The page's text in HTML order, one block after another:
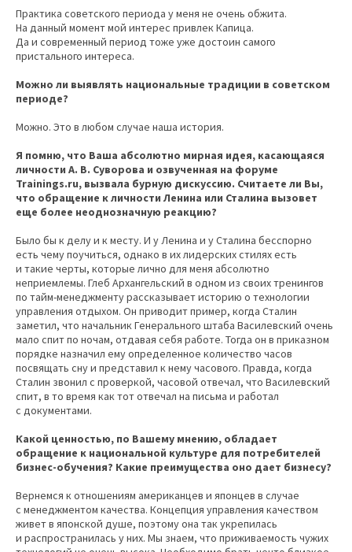
Практика советского периода у меня не очень обжита.
На данный момент мой интерес привлек Капица.
Да и современный период тоже уже достоин самого
пристального интереса.
Можно ли выявлять национальные традиции в советском
периоде?
Можно. Это в любом случае наша история.
Я помню, что Ваша абсолютно мирная идея, касающаяся
личности А. В. Суворова и озвученная на форуме
Trainings.ru, вызвала бурную дискуссию. Считаете ли Вы,
что обращение к личности Ленина или Сталина вызовет
еще более неоднозначную реакцию?
Было бы к делу и к месту. И у Ленина и у Сталина бесспорно
есть чему поучиться, однако в их лидерских стилях есть
и такие черты, которые лично для меня абсолютно
неприемлемы. Глеб Архангельский в одном из своих тренингов
по тайм-менеджменту рассказывает историю о технологии
управления отдыхом. Он приводит пример, когда Сталин
заметил, что начальник Генерального штаба Василевский очень
мало спит по ночам, отдавая себя работе. Тогда он в приказном
порядке назначил ему определенное количество часов
посвящать сну и представил к нему часового. Правда, когда
Сталин звонил с проверкой, часовой отвечал, что Василевский
спит, в то время как тот отвечал на письма и работал
с документами.
Какой ценностью, по Вашему мнению, обладает
обращение к национальной культуре для потребителей
бизнес-обучения? Какие преимущества оно дает бизнесу?
Вернемся к отношениям американцев и японцев в случае
с менеджментом качества. Концепция управления качеством
живет в японской душе, поэтому она так укрепилась
и распространилась у них. Мы знаем, что приживаемость чужих